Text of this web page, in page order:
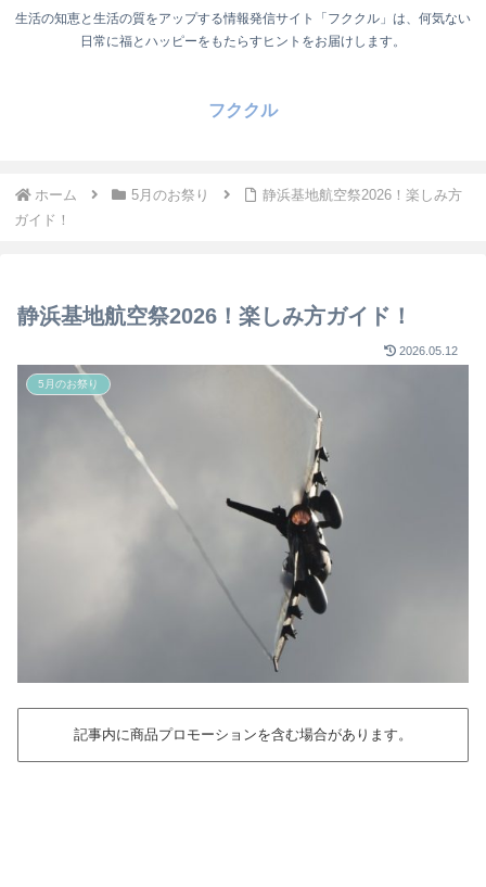
生活の知恵と生活の質をアップする情報発信サイト「フククル」は、何気ない
日常に福とハッピーをもたらすヒントをお届けします。
フククル
ホーム 5月のお祭り
静浜基地航空祭2026！楽しみ方
ガイド！
静浜基地航空祭2026！楽しみ方ガイド！
2026.05.12
5月のお祭り
記事内に商品プロモーションを含む場合があります。